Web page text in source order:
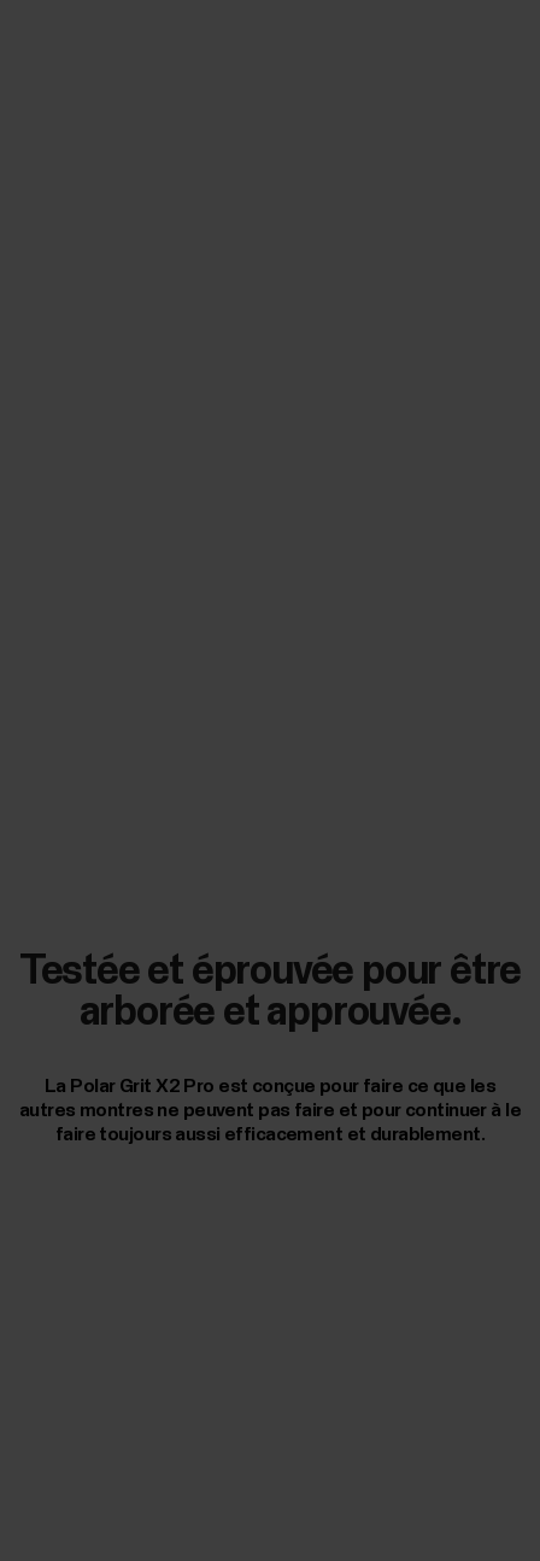
Testée et éprouvée pour être
arborée et approuvée.
La Polar Grit X2 Pro est conçue pour faire ce que les
autres montres ne peuvent pas faire et pour continuer à le
faire toujours aussi efficacement et durablement.